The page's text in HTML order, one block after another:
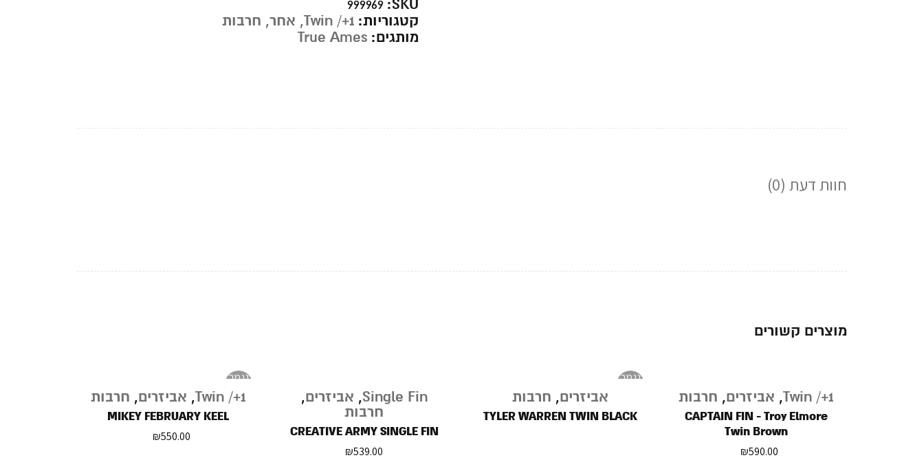
SKU:
999969
קטגוריות: Twin /+1
, אחר, חרבות
מותגים: True Ames
חוות דעת (0)
מוצרים קשורים
Twin /+1
, אביזרים, חרבות
CAPTAIN FIN - Troy Elmore
Twin Brown
₪590.00
נגמר
אביזרים, חרבות
TYLER WARREN TWIN BLACK
Single Fin
, אביזרים,
חרבות
CREATIVE ARMY SINGLE FIN
₪539.00
נגמר
במלאי
Twin /+1
, אביזרים, חרבות
MIKEY FEBRUARY KEEL
₪550.00